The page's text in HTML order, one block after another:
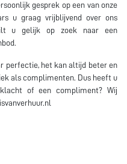
gesprek op een van onze
u graag vrijblijvend over ons
u gelijk op zoek naar een
perfectie, het kan altijd beter en
als complimenten. Dus heeft u
of een compliment? Wij